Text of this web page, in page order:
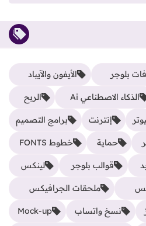
بلوجر الأيفون والآيباد
الذكاء الاصطناعي Ai الربح
إنترنت برامج التصميم
حماية خطوط FONTS
قوالب بلوجر لينكس
ملحقات الجرافيكس
نسخ واتساب Mock-up